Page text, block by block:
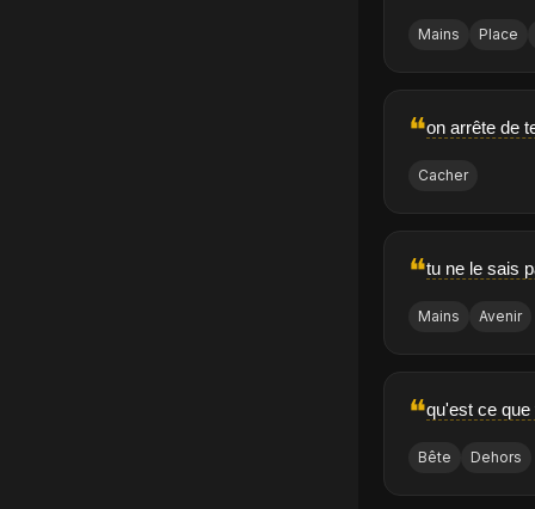
Mains Place
❝on arrête de
Cacher
❝tu ne le sais
Mains Avenir
❝qu'est ce
Bête Dehors